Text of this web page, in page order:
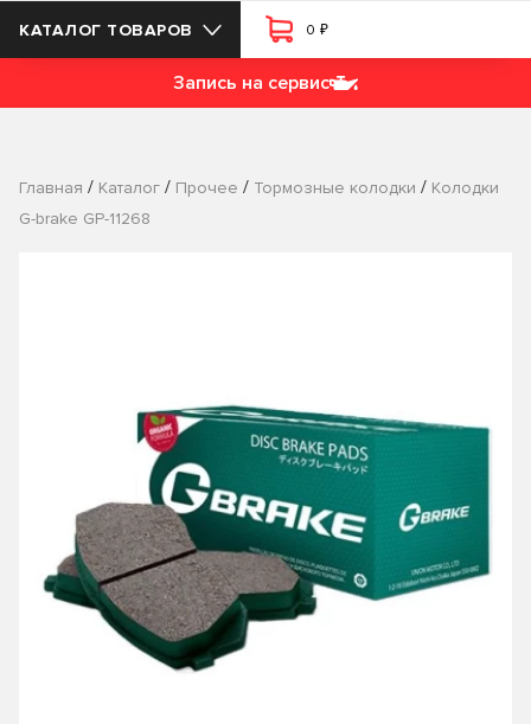
КАТАЛОГ ТОВАРОВ 0 ₽
Запись на сервис
Главная / Каталог / Прочее / Тормозные колодки / Колодки
G-brake GP-11268